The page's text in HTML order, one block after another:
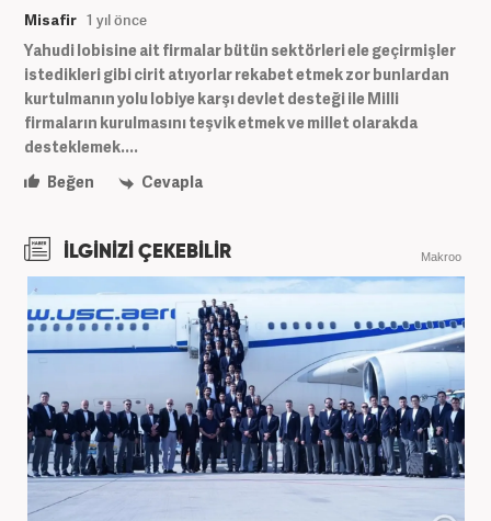
Misafir 1 yıl önce
Yahudi lobisine ait firmalar bütün sektörleri ele geçirmişler
istedikleri gibi cirit atıyorlar rekabet etmek zor bunlardan
kurtulmanın yolu lobiye karşı devlet desteği ile Milli
firmaların kurulmasını teşvik etmek ve millet olarakda
desteklemek....
Beğen
Cevapla
İLGİNİZİ ÇEKEBİLİR Makroo